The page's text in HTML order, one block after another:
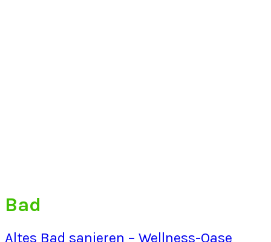
Bad
Altes Bad sanieren – Wellness-Oase